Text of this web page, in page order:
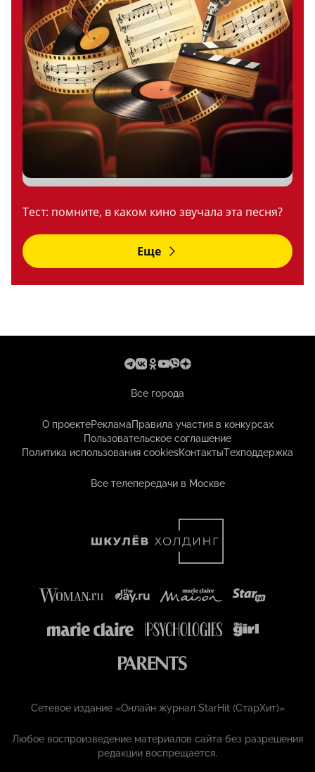
Тест: помните, в каком кино звучала эта песня?
Еще
Все города
О проектеРекламаПравила участия в конкурсах
Пользовательское соглашение
Политика использования cookiesКонтактыТехподдержка
Все телепередачи в Москве
Сетевое издание «Онлайн журнал StarHit (СтарХит)»
Любое воспроизведение материалов сайта без разрешения
редакции воспрещается.